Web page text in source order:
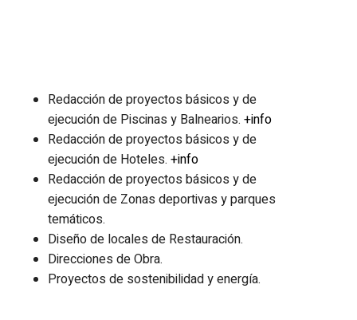
Redacción de proyectos básicos y de
ejecución de Piscinas y Balnearios. +info
Redacción de proyectos básicos y de
ejecución de Hoteles. +info
Redacción de proyectos básicos y de
ejecución de Zonas deportivas y parques
temáticos.
Diseño de locales de Restauración.
Direcciones de Obra.
Proyectos de sostenibilidad y energía.